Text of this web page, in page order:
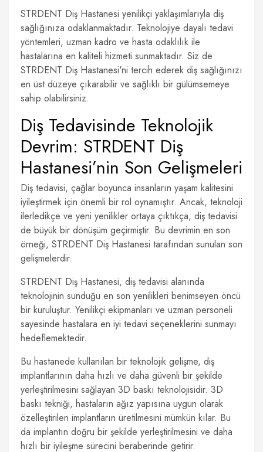
STRDENT Diş Hastanesi yenilikçi yaklaşımlarıyla diş
sağlığınıza odaklanmaktadır. Teknolojiye dayalı tedavi
yöntemleri, uzman kadro ve hasta odaklılık ile
hastalarına en kaliteli hizmeti sunmaktadır. Siz de
STRDENT Diş Hastanesi'ni tercih ederek diş sağlığınızı
en üst düzeye çıkarabilir ve sağlıklı bir gülümsemeye
sahip olabilirsiniz.
Diş Tedavisinde Teknolojik
Devrim: STRDENT Diş
Hastanesi’nin Son Gelişmeleri
Diş tedavisi, çağlar boyunca insanların yaşam kalitesini
iyileştirmek için önemli bir rol oynamıştır. Ancak, teknoloji
ilerledikçe ve yeni yenilikler ortaya çıktıkça, diş tedavisi
de büyük bir dönüşüm geçirmiştir. Bu devrimin en son
örneği, STRDENT Diş Hastanesi tarafından sunulan son
gelişmelerdir.
STRDENT Diş Hastanesi, diş tedavisi alanında
teknolojinin sunduğu en son yenilikleri benimseyen öncü
bir kuruluştur. Yenilikçi ekipmanları ve uzman personeli
sayesinde hastalara en iyi tedavi seçeneklerini sunmayı
hedeflemektedir.
Bu hastanede kullanılan bir teknolojik gelişme, diş
implantlarının daha hızlı ve daha güvenli bir şekilde
yerleştirilmesini sağlayan 3D baskı teknolojisidir. 3D
baskı tekniği, hastaların ağız yapısına uygun olarak
özelleştirilen implantların üretilmesini mümkün kılar. Bu
da implantın doğru bir şekilde yerleştirilmesini ve daha
hızlı bir iyileşme sürecini beraberinde getirir.